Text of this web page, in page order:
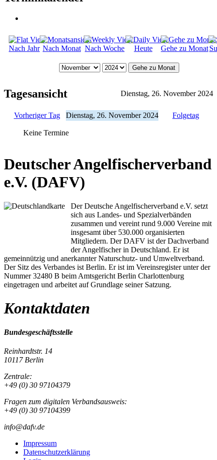
Nach Jahr Nach Monat Nach Woche Heute Gehe zu Monat
Gehe zu Monat
Tagesansicht Dienstag, 26. November 2024
Vorheriger Tag Dienstag, 26. November 2024 Folgetag
Keine Termine
Deutscher Angelfischerverband
e.V. (DAFV)
Der Deutsche Angelfischerverband e.V. setzt
sich aus Landes- und Spezialverbänden
zusammen und vereint rund 9.000 Vereine mit
insgesamt über 530.000 organisierten
Mitgliedern. Der DAFV ist der Dachverband
der Angelfischer in Deutschland. Er ist
gemeinnützig und anerkannter Naturschutz- und Umweltverband.
Der Sitz des Verbandes ist Berlin. Er ist im Vereinsregister unter der
Nummer 32480 B beim Amtsgericht Berlin Charlottenburg
eingetragen und arbeitet auf Grundlage seiner Satzung.
Kontaktdaten
Bundesgeschäftsstelle
Reinhardtstr. 14
10117 Berlin
Zentrale:
+49 (0) 30 97104379
Fragen zum digitalen Verbandsausweis:
+49 (0) 30 97104399
info@dafv.de
Impressum
Datenschutzerklärung